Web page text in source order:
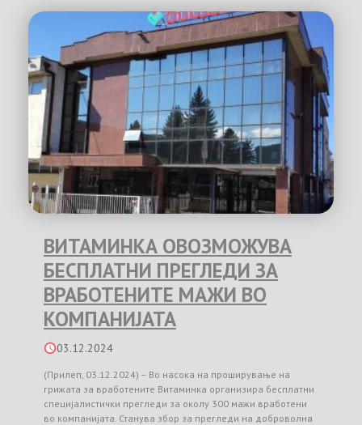
ВИТАМИНКА ОВОЗМОЖУВА
БЕСПЛАТНИ ПРЕГЛЕДИ ЗА
ВРАБОТЕНИТЕ МАЖИ ВО
КОМПАНИЈАТА
03.12.2024
(Прилеп, 03.12.2024) – Во насока на проширување на
грижата за вработените Витаминка организира бесплатни
специјалистички прегледи за околу 300 мажи вработени
во компанијата. Станува збор за прегледи на доброволна